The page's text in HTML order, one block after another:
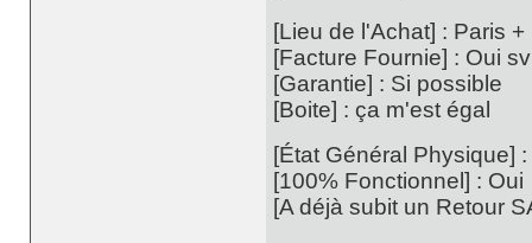
[Lieu de l'Achat] : Paris
[Facture Fournie] : Oui
[Garantie] : Si possible
[Boite] : ça m'est égal
[État Général Physique]
[100% Fonctionnel] : Oui
[A déjà subit un Retour